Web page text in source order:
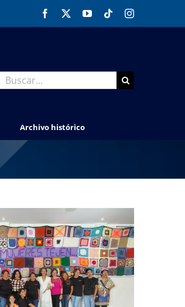
Facebook YouTubeTiktokInstagram
Buscar:
Archivo histórico